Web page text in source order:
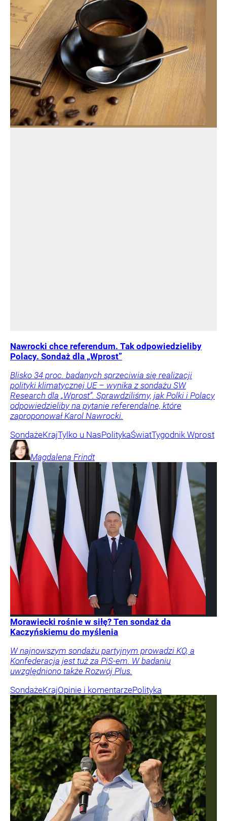
Nawrocki chce referendum. Tak odpowiedzieliby
Polacy. Sondaż dla „Wprost”
Blisko 34 proc. badanych sprzeciwia się realizacji
polityki klimatycznej UE – wynika z sondażu SW
Research dla „Wprost”. Sprawdziliśmy, jak Polki i Polacy
odpowiedzieliby na pytanie referendalne, które
zaproponował Karol Nawrocki.
SondażeKrajTylko u NasPolitykaŚwiatTygodnik Wprost
Magdalena Frindt
Morawiecki rośnie w siłę? Ten sondaż da
Kaczyńskiemu do myślenia
W najnowszym sondażu partyjnym prowadzi KO, a
Konfederacja jest tuż za PiS-em. W badaniu
uwzględniono także Rozwój Plus.
SondażeKrajOpinie i komentarzePolityka